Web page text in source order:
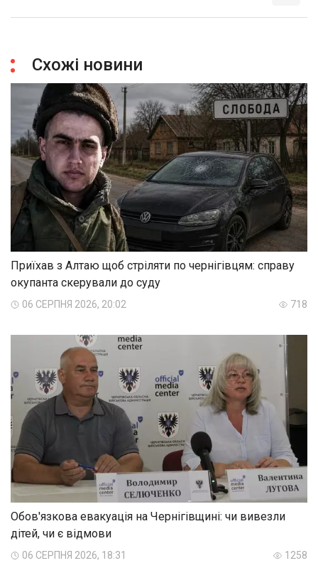
Схожі новини
Приїхав з Алтаю щоб стріляти по чернігівцям: справу
окупанта скерували до суду
06 СЕРПНЯ 2026, 20:02 718
Обов'язкова евакуація на Чернігівщині: чи вивезли
дітей, чи є відмови
06 СЕРПНЯ 2026, 18:31 1258